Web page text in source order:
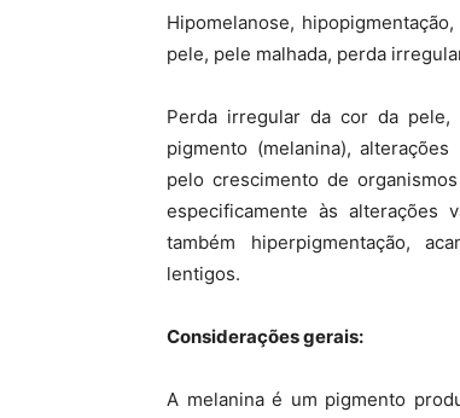
Hipomelanose,
pele, pele malhada, perda
Perda irregular da cor da
pigmento (melanina),
pelo crescimento de
especificamente às alterações
também hiperpigmentação,
lentigos.
Considerações gerais:
A melanina é um pigmento